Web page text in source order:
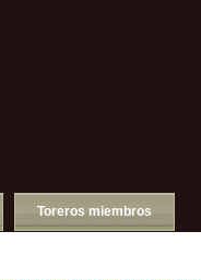
Toreros miembros